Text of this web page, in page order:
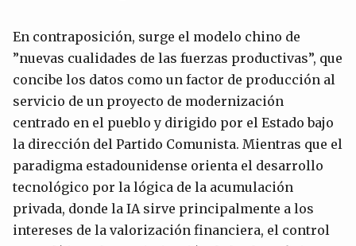
En contraposición, surge el modelo chino de
”nuevas cualidades de las fuerzas productivas”, que
concibe los datos como un factor de producción al
servicio de un proyecto de modernización
centrado en el pueblo y dirigido por el Estado bajo
la dirección del Partido Comunista. Mientras que el
paradigma estadounidense orienta el desarrollo
tecnológico por la lógica de la acumulación
privada, donde la IA sirve principalmente a los
intereses de la valorización financiera, el control